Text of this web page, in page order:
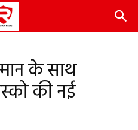
के साथ
की नई